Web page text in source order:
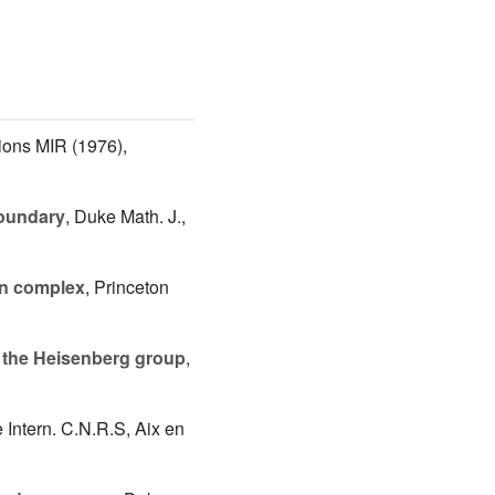
MIR (1976),
, Duke Math. J.,
complex, Princeton
Heisenberg group,
Intern. C.N.R.S, Aix en